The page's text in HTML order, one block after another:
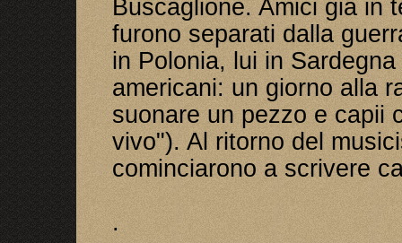
Buscaglione. Amici già in
furono separati dalla
in Polonia, lui in
americani: un giorno alla
suonare un pezzo e capii
vivo"). Al ritorno del
cominciarono a scrivere
.